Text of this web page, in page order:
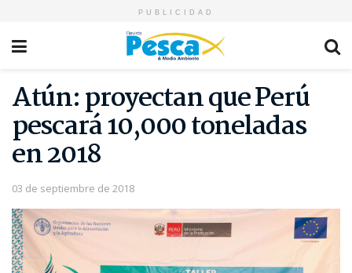
PUBLICIDAD
Atún: proyectan que Perú
pescará 10,000 toneladas
en 2018
03 de septiembre de 2018